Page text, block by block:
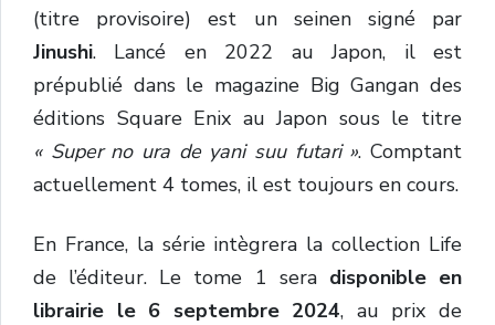
(titre provisoire) est un seinen signé par
Jinushi. Lancé en 2022 au Japon, il est
prépublié dans le magazine Big Gangan des
éditions Square Enix au Japon sous le titre
« Super no ura de yani suu futari ».Comptant
actuellement 4 tomes, il est toujours en cours.
En France, la série intègrera la collection Life
de l’éditeur. Le tome 1 sera disponible en
librairie le 6 septembre 2024, au prix de